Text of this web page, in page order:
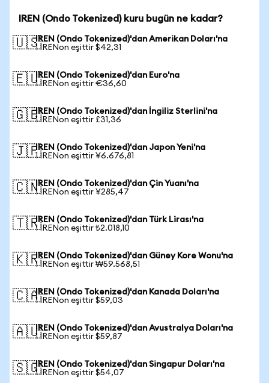
IREN (Ondo Tokenized) kuru bugün ne kadar?
🇺🇸IREN (Ondo Tokenized)'dan Amerikan Doları'na
1 IRENon eşittir $42,31
🇪🇺IREN (Ondo Tokenized)'dan Euro'na
1 IRENon eşittir €36,60
🇬🇧IREN (Ondo Tokenized)'dan İngiliz Sterlini'na
1 IRENon eşittir £31,36
🇯🇵IREN (Ondo Tokenized)'dan Japon Yeni'na
1 IRENon eşittir ¥6.676,81
🇨🇳IREN (Ondo Tokenized)'dan Çin Yuanı'na
1 IRENon eşittir ¥285,47
🇹🇷IREN (Ondo Tokenized)'dan Türk Lirası'na
1 IRENon eşittir ₺2.018,10
🇰🇷IREN (Ondo Tokenized)'dan Güney Kore Wonu'na
1 IRENon eşittir ₩59.568,51
🇨🇦IREN (Ondo Tokenized)'dan Kanada Doları'na
1 IRENon eşittir $59,03
🇦🇺IREN (Ondo Tokenized)'dan Avustralya Doları'na
1 IRENon eşittir $59,87
🇸🇬IREN (Ondo Tokenized)'dan Singapur Doları'na
1 IRENon eşittir $54,07